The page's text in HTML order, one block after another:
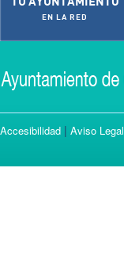
EN LA RED
Accesibilidad | Aviso Legal